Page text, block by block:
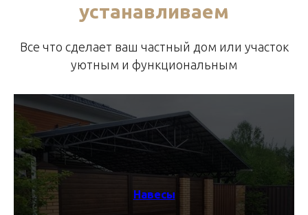
устанавливаем
Все что сделает ваш частный дом или участок
уютным и функциональным
Навесы